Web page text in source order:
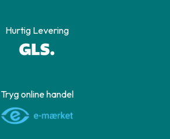
Hurtig Levering
Tryg online handel